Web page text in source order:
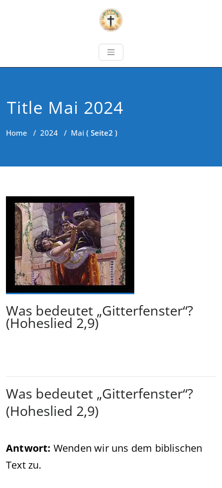
Title Mai 2024
Home / 2024 / Mai ( Seite2 )
Was bedeutet „Gitterfenster“?
(Hoheslied 2,9)
Was bedeutet „Gitterfenster“?
(Hoheslied 2,9)
Antwort: Wenden wir uns dem biblischen
Text zu.